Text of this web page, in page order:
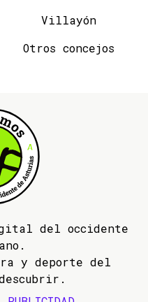
Villayón
Otros concejos
del occidente
y deporte del